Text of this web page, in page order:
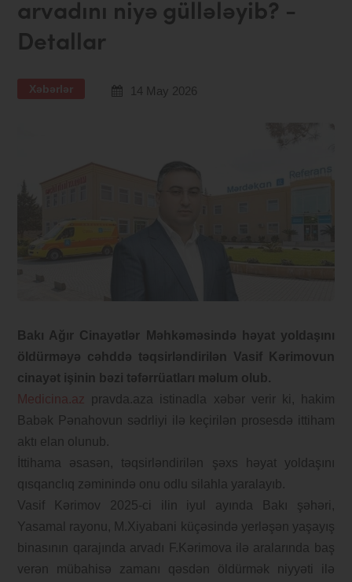
arvadını niyə güllələyib? -
Detallar
Xəbərlər 14 May 2026
Bakı Ağır Cinayətlər Məhkəməsində həyat yoldaşını
öldürməyə cəhddə təqsirləndirilən Vasif Kərimovun
cinayət işinin bəzi təfərrüatları məlum olub.
Medicina.az pravda.aza istinadla xəbər verir ki, hakim
Babək Pənahovun sədrliyi ilə keçirilən prosesdə ittiham
aktı elan olunub.
İttihama əsasən, təqsirləndirilən şəxs həyat yoldaşını
qısqanclıq zəminində onu odlu silahla yaralayıb.
Vasif Kərimov 2025-ci ilin iyul ayında Bakı şəhəri,
Yasamal rayonu, M.Xiyabani küçəsində yerləşən yaşayış
binasının qarajında arvadı F.Kərimova ilə aralarında baş
verən mübahisə zamanı qəsdən öldürmək niyyəti ilə